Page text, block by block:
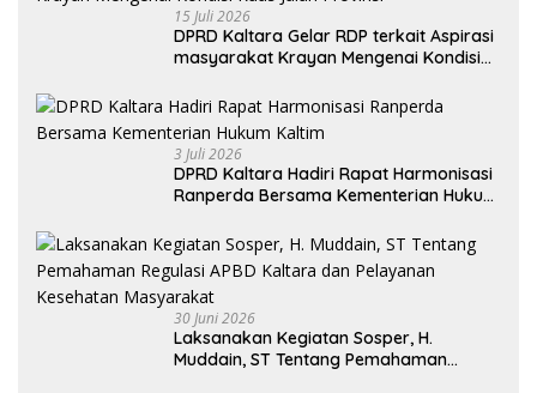
15 Juli 2026
DPRD Kaltara Gelar RDP terkait Aspirasi
masyarakat Krayan Mengenai Kondisi
3 Juli 2026
DPRD Kaltara Hadiri Rapat Harmonisasi
Ranperda Bersama Kementerian Hukum
30 Juni 2026
Laksanakan Kegiatan Sosper, H.
Muddain, ST Tentang Pemahaman